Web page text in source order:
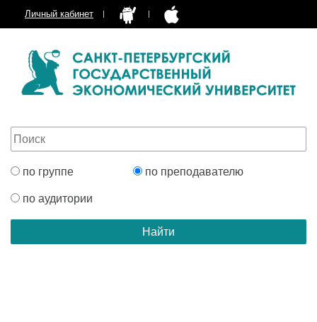
Личный кабинет
по группе по преподавателю
по аудитории